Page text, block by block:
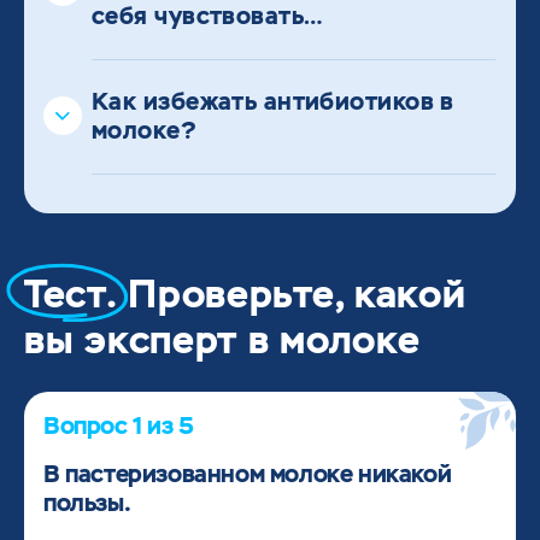
себя чувствовать…
Как избежать антибиотиков в
молоке?
Тест.Проверьте, какой
вы эксперт в молоке
Вопрос 1 из 5
В пастеризованном молоке никакой
пользы.
Кажется, матчасть ещё стоит
подучить!
Наша энциклопедия - к вашим